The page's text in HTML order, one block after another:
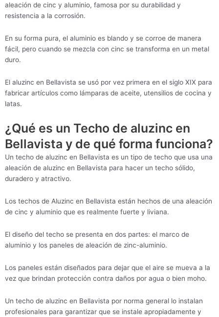
aleación de cinc y aluminio, famosa por su durabilidad y
resistencia a la corrosión.
En su forma pura, el aluminio es blando y se corroe de manera
fácil, pero cuando se mezcla con cinc se transforma en un metal
duro.
El aluzinc en Bellavista se usó por vez primera en el siglo XIX para
fabricar artículos como lámparas de aceite, utensilios de cocina y
latas.
¿Qué es un Techo de aluzinc en
Bellavista y de qué forma funciona?
Un techo de aluzinc en Bellavista es un tipo de techo que usa una
aleación de aluzinc en Bellavista para hacer un techo sólido,
duradero y atractivo.
Los techos de Aluzinc en Bellavista están hechos de una aleación
de cinc y aluminio que es realmente fuerte y liviana.
El diseño del techo se presenta en dos partes: el marco de
aluminio y los paneles de aleación de zinc-aluminio.
Los paneles están diseñados para dejar que el aire se mueva a la
vez que brindan protección contra daños por agua o bien moho.
Un techo de aluzinc en Bellavista por norma general lo instalan
profesionales para garantizar que se instale apropiadamente y